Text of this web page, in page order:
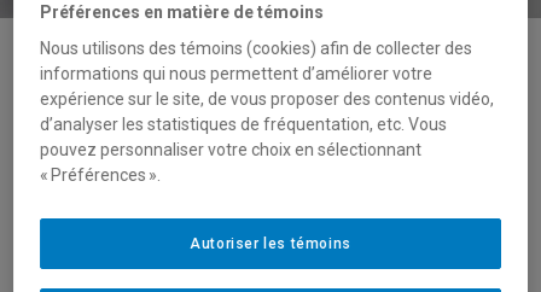
Arts visuels
Préférences en matière de témoins
Nous utilisons des témoins (cookies) afin de collecter des
informations qui nous permettent d’améliorer votre
expérience sur le site, de vous proposer des contenus vidéo,
d’analyser les statistiques de fréquentation, etc. Vous
pouvez personnaliser votre choix en sélectionnant
« Préférences ».
Autoriser les témoins